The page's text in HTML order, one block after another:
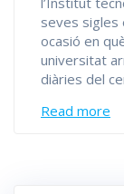
seves sigles
ocasió en
universitat
diàries del
Read more